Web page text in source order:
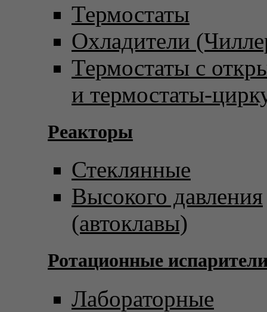
Термостаты
Охладители
Термостаты с
и термостаты-
Реакторы
Стеклянные
Высокого давления
(автоклавы)
Ротационные
Лабораторные